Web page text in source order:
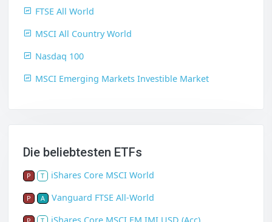
FTSE All World
MSCI All Country World
Nasdaq 100
MSCI Emerging Markets Investible Market
Die beliebtesten ETFs
P T iShares Core MSCI World
P A Vanguard FTSE All-World